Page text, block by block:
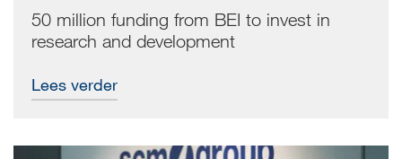
50 million funding from BEI to invest in
research and development
Lees verder